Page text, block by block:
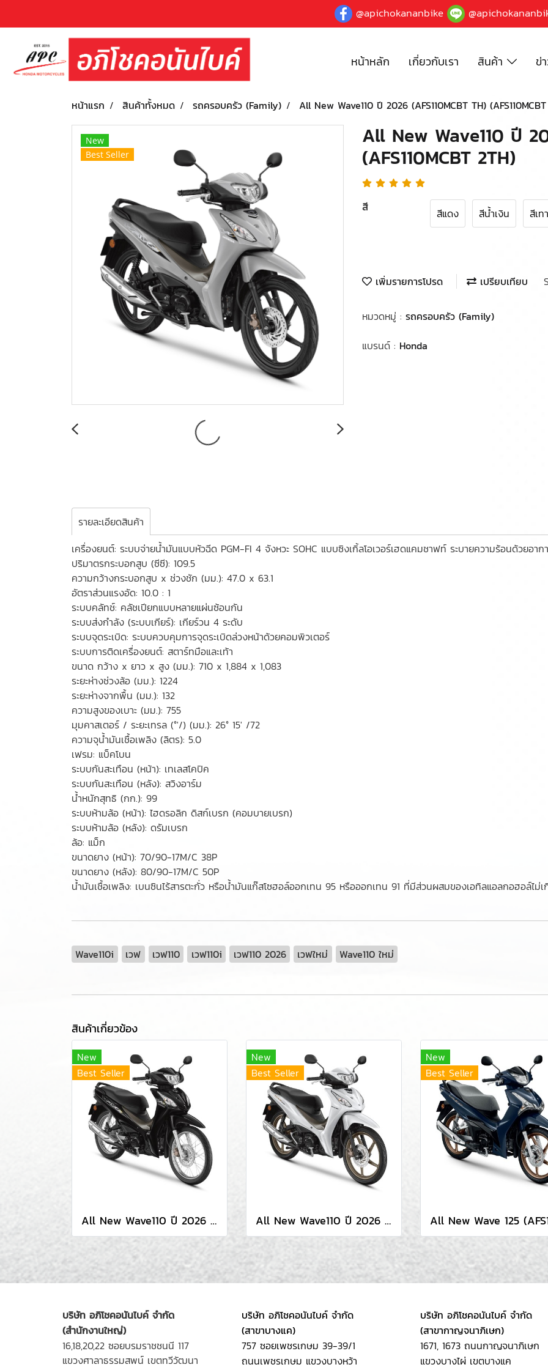
@apichokananbike
หน้าหลัก เกี่ยวกับเรา สินค้า ข่
หน้าแรก สินค้าทั้งหมด รถครอบครัว (Family) All New Wave110 ปี 2026 (AFS110MCBT TH)
New
Best Seller
All New Wave110 ปี
(AFS110MCBT 2TH)
สี สีแดง สีน้ำเงิน สีเทา
เพิ่มรายการโปรด เปรียบเทียบ
หมวดหมู่ : รถครอบครัว (Family)
แบรนด์ : Honda
รายละเอียดสินค้า
เครื่องยนต์: ระบบจ่ายน้ำมันแบบหัวฉีด PGM-FI 4 จังหวะ SOHC แบบซิงเกิ้ลโอเวอร์เฮดแคมชาฟท์ ระบายความร้อนด้วยอาก
ปริมาตรกระบอกสูบ (ซีซี): 109.5
ความกว้างกระบอกสูบ x ช่วงชัก (มม.): 47.0 x 63.1
อัตราส่วนแรงอัด: 10.0 : 1
ระบบคลัทช์: คลัชเปียกแบบหลายแผ่นซ้อนกัน
ระบบส่งกำลัง (ระบบเกียร์): เกียร์วน 4 ระดับ
ระบบจุดระเบิด: ระบบควบคุมการจุดระเบิดล่วงหน้าด้วยคอมพิวเตอร์
ระบบการติดเครื่องยนต์: สตาร์ทมือและเท้า
ขนาด กว้าง x ยาว x สูง (มม.): 710 x 1,884 x 1,083
ระยะห่างช่วงล้อ (มม.): 1224
ระยะห่างจากพื้น (มม.): 132
ความสูงของเบาะ (มม.): 755
มุมคาสเตอร์ / ระยะเทรล (°'/) (มม.): 26° 15' /72
ความจุน้ำมันเชื้อเพลิง (ลิตร): 5.0
เฟรม: แบ็คโบน
ระบบกันสะเทือน (หน้า): เทเลสโคปิค
ระบบกันสะเทือน (หลัง): สวิงอาร์ม
น้ำหนักสุทธิ (กก.): 99
ระบบห้ามล้อ (หน้า): ไฮดรอลิก ดิสก์เบรก (คอมบายเบรก)
ระบบห้ามล้อ (หลัง): ดรัมเบรก
ล้อ: แม็ก
ขนาดยาง (หน้า): 70/90-17M/C 38P
ขนาดยาง (หลัง): 80/90-17M/C 50P
น้ำมันเชื้อเพลิง: เบนซินไร้สารตะกั่ว หรือน้ำมันแก๊สโซฮอล์ออกเทน 95 หรือออกเทน 91 ที่มีส่วนผสมของเอทิลแอลกอฮอล์ไม่เ
Wave110i เวฟ เวฟ110 เวฟ110i เวฟ110 2026 เวฟใหม่ Wave110 ใหม่
สินค้าเกี่ยวข้อง
New
Best Seller
All New Wave110 ปี 2026 (AFS110MSBT 2TH)
New
Best Seller
All New Wave110 ปี 2026 Special Edition (AFS110MCBT 3TH)
New
Best Seller
บริษัท อภิโชคอนันไบค์ จำกัด
(สำนักงานใหญ่)
16,18,20,22 ซอยบรมราชชนนี 117
แขวงศาลาธรรมสพน์ เขตทวีวัฒนา
บริษัท อภิโชคอนันไบค์ จำกัด
(สาขาบางแค)
757 ซอยเพชรเกษม 39-39/1
ถนนเพชรเกษม แขวงบางหว้า
บริษัท อภิโชคอนันไบค์ จำกัด
(สาขากาญจนาภิเษก)
1671, 1673 ถนนกาญจนาภิเษก
แขวงบางไผ่ เขตบางแค